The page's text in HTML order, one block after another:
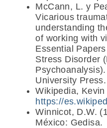
McCann, L. y
Vicarious
understanding
of working with
Essential
Stress Disorder
University Press.
Wikipedia, Kevin
https://
Winnicot, D.W.
México: Gedisa.